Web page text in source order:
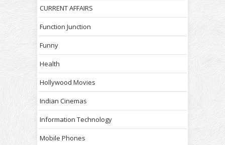
CURRENT AFFAIRS
Function Junction
Funny
Health
Hollywood Movies
Indian Cinemas
Information Technology
Mobile Phones